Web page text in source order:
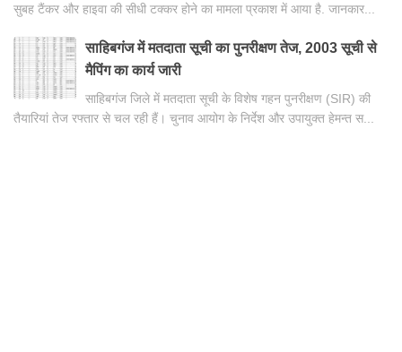
सुबह टैंकर और हाइवा की सीधी टक्कर होने का मामला प्रकाश में आया है. जानकार...
साहिबगंज में मतदाता सूची का पुनरीक्षण तेज, 2003 सूची से
मैपिंग का कार्य जारी
साहिबगंज जिले में मतदाता सूची के विशेष गहन पुनरीक्षण (SIR) की
तैयारियां तेज रफ्तार से चल रही हैं। चुनाव आयोग के निर्देश और उपायुक्त हेमन्त स...